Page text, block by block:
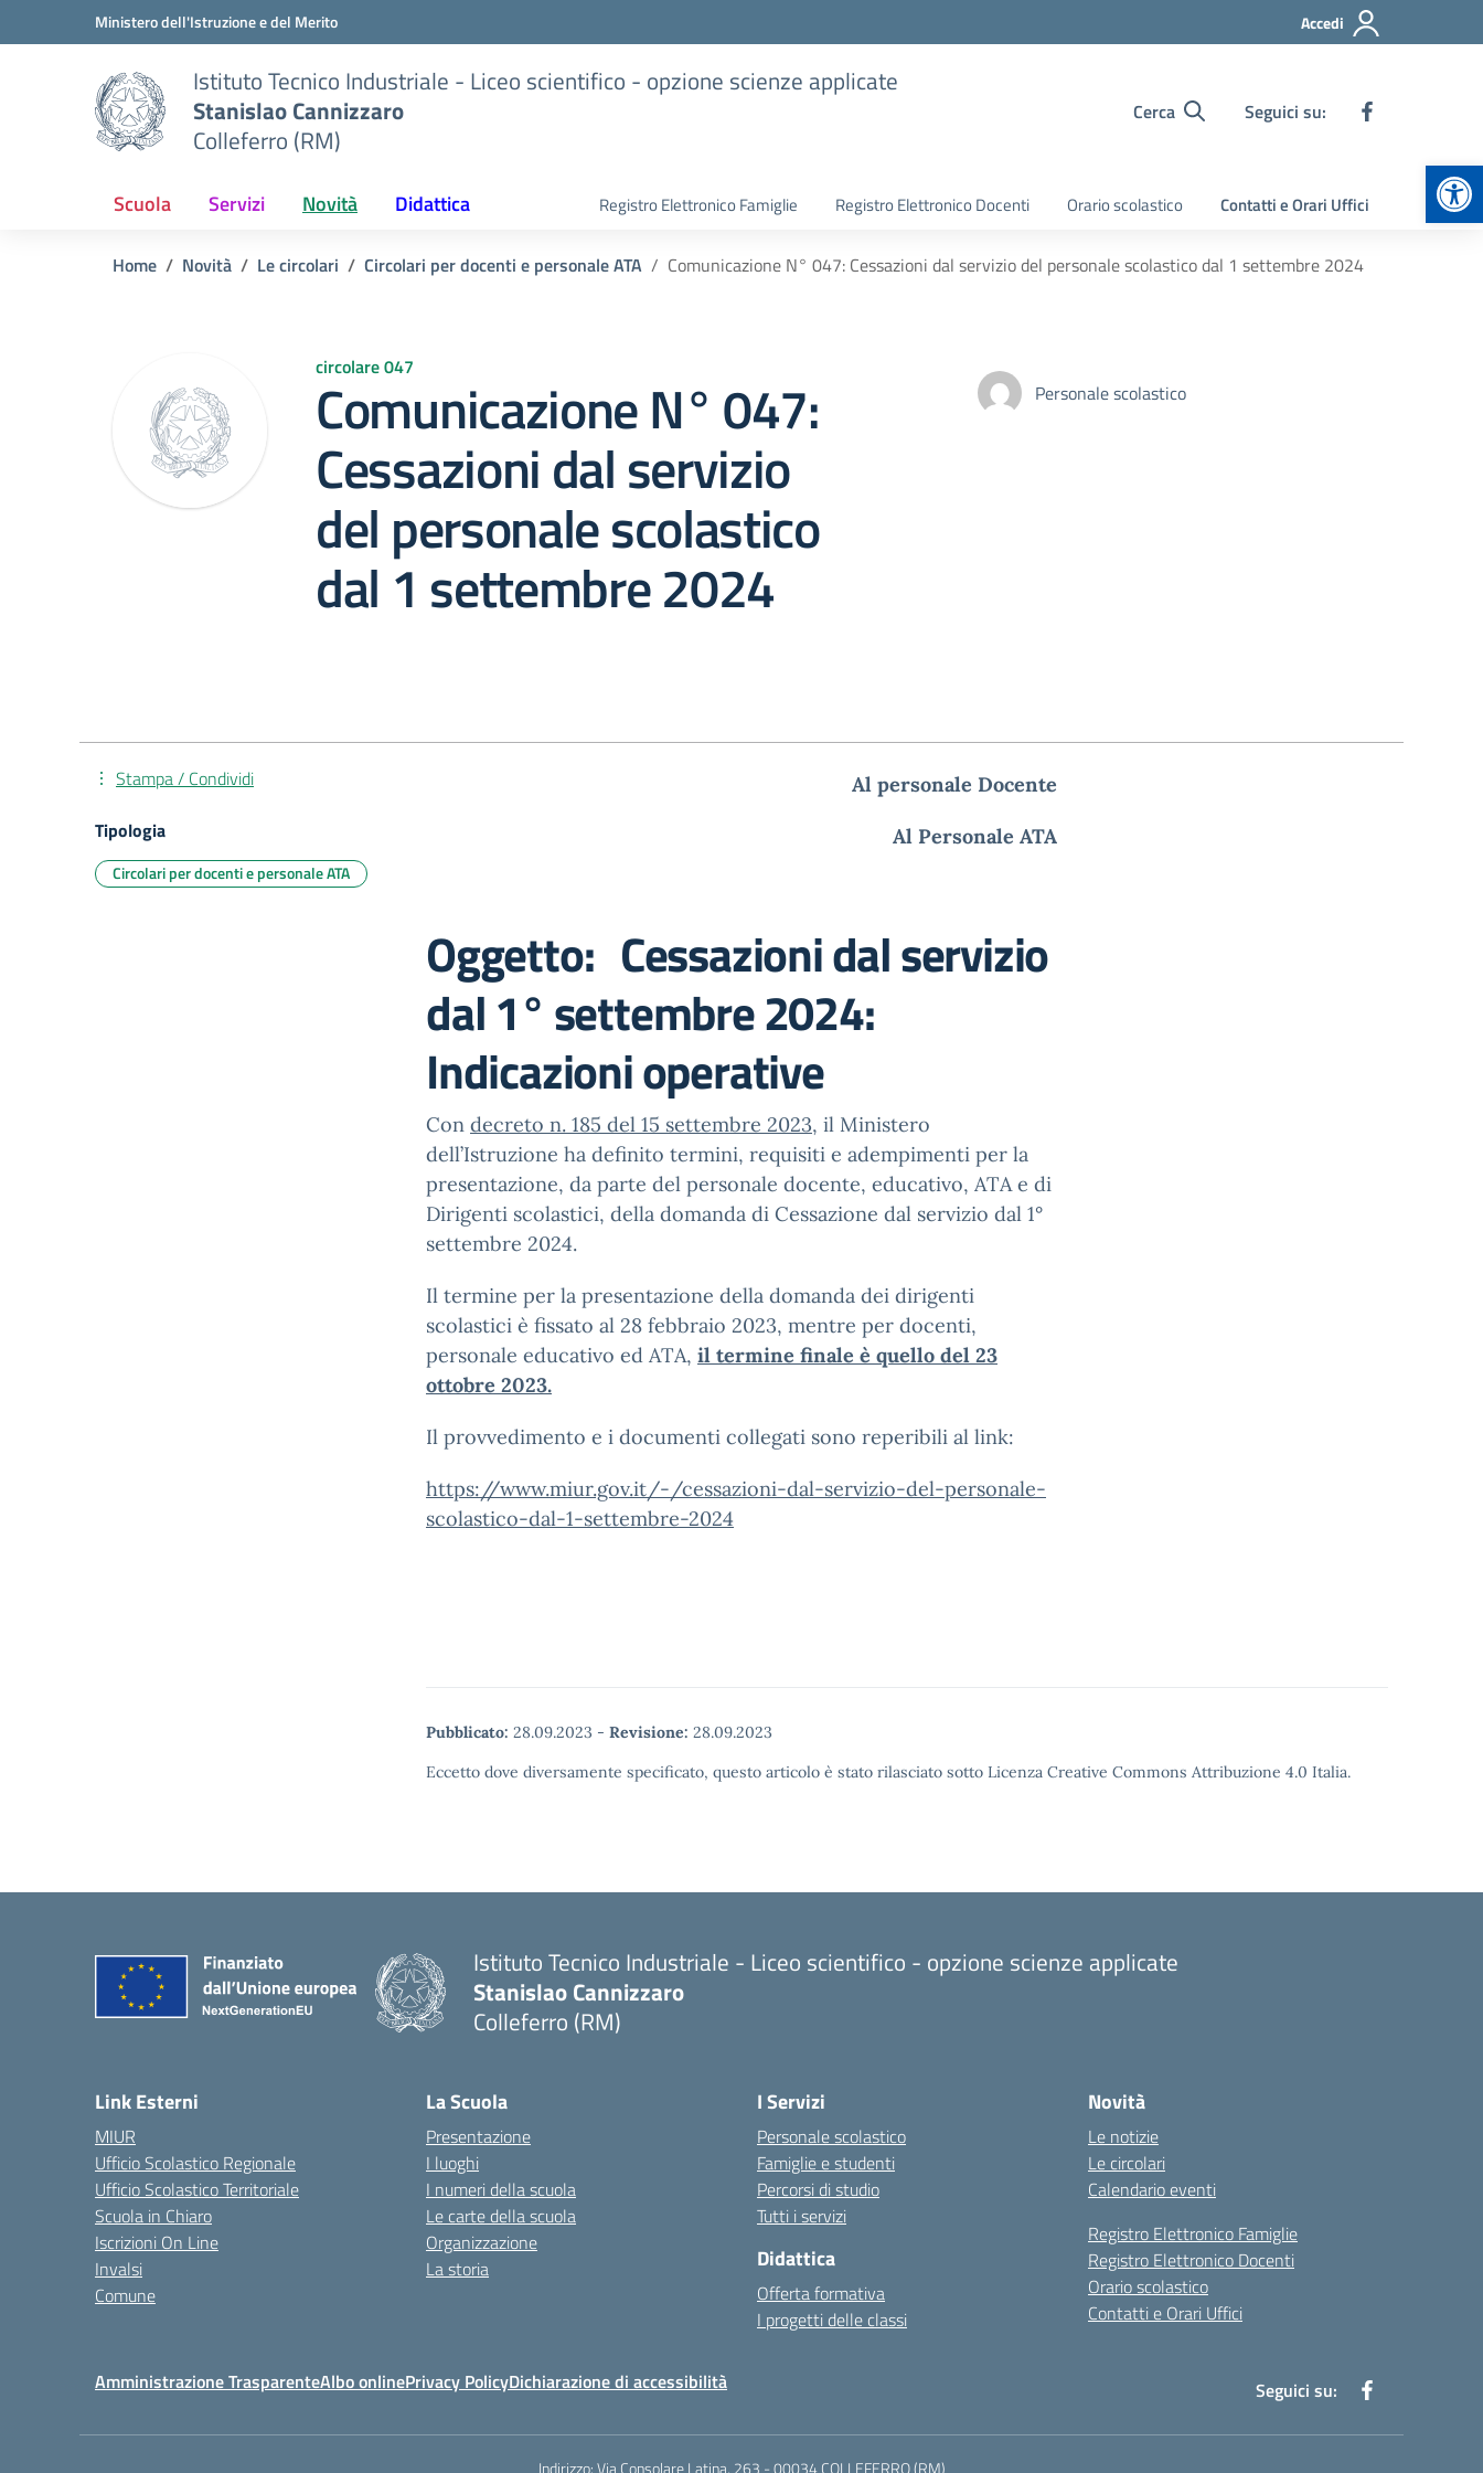
Vai ai contenuti
Vai al menu di navigazioneMinistero dell'Istruzione e del Merito Accedi
Istituto Tecnico Industriale - Liceo scientifico - opzione scienze applicate
Stanislao Cannizzaro
Colleferro (RM)
Cerca Seguici su:
Scuola Servizi Novità Didattica Registro Elettronico Famiglie Registro Elettronico Docenti Orario scolastico Contatti e Orari Uffici
Home Novità Le circolari Circolari per docenti e personale ATA Comunicazione N° 047: Cessazioni dal servizio del personale scolastico dal 1 settembre 2024
circolare 047
Comunicazione N° 047:
Cessazioni dal servizio
del personale scolastico
dal 1 settembre 2024
Personale scolastico
Al personale Docente
Al Personale ATA
Oggetto: Cessazioni dal servizio
dal 1° settembre 2024:
Indicazioni operative
Con decreto n. 185 del 15 settembre 2023, il Ministero
dell’Istruzione ha definito termini, requisiti e adempimenti per la
presentazione, da parte del personale docente, educativo, ATA e di
Dirigenti scolastici, della domanda di Cessazione dal servizio dal 1°
settembre 2024.
Il termine per la presentazione della domanda dei dirigenti
scolastici è fissato al 28 febbraio 2023, mentre per docenti,
personale educativo ed ATA, il termine finale è quello del 23
ottobre 2023.
Il provvedimento e i documenti collegati sono reperibili al link:
https://www.miur.gov.it/-/cessazioni-dal-servizio-del-personale-
scolastico-dal-1-settembre-2024
Pubblicato: 28.09.2023 - Revisione: 28.09.2023
Eccetto dove diversamente specificato, questo articolo è stato rilasciato sotto Licenza Creative Commons Attribuzione 4.0 Italia.
Stampa / Condividi
Tipologia
Circolari per docenti e personale ATA
Istituto Tecnico Industriale - Liceo scientifico - opzione scienze applicate
Stanislao Cannizzaro
Colleferro (RM)
Link Esterni
MIUR
Ufficio Scolastico Regionale
Ufficio Scolastico Territoriale
Scuola in Chiaro
Iscrizioni On Line
Invalsi
Comune
La Scuola
Presentazione
I luoghi
I numeri della scuola
Le carte della scuola
Organizzazione
La storia
I Servizi
Personale scolastico
Famiglie e studenti
Percorsi di studio
Tutti i servizi
Didattica
Offerta formativa
I progetti delle classi
Novità
Le notizie
Le circolari
Calendario eventi
Registro Elettronico Famiglie
Registro Elettronico Docenti
Orario scolastico
Contatti e Orari Uffici
Amministrazione TrasparenteAlbo onlinePrivacy PolicyDichiarazione di accessibilità Seguici su:
Indirizzo:Via Consolare Latina, 263 - 00034 COLLEFERRO (RM)